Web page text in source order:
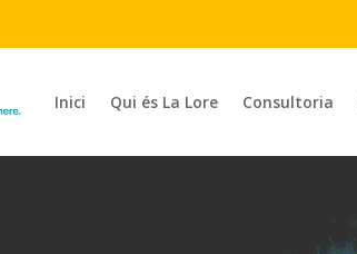
Inici Qui és La Lore Consultoria